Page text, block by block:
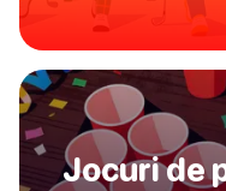
Jocuri de